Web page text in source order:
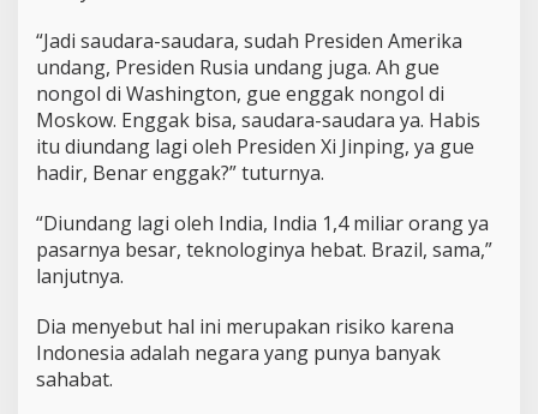
“Jadi saudara-saudara, sudah Presiden Amerika
undang, Presiden Rusia undang juga. Ah gue
nongol di Washington, gue enggak nongol di
Moskow. Enggak bisa, saudara-saudara ya. Habis
itu diundang lagi oleh Presiden Xi Jinping, ya gue
hadir, Benar enggak?” tuturnya.
“Diundang lagi oleh India, India 1,4 miliar orang ya
pasarnya besar, teknologinya hebat. Brazil, sama,”
lanjutnya.
Dia menyebut hal ini merupakan risiko karena
Indonesia adalah negara yang punya banyak
sahabat.